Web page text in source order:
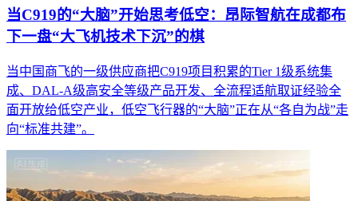
当C919的“大脑”开始思考低空：昂际智航在成都布
下一盘“大飞机技术下沉”的棋
当中国商飞的一级供应商把C919项目积累的Tier 1级系统集
成、DAL-A级高安全等级产品开发、全流程适航取证经验全
面开放给低空产业，低空飞行器的“大脑”正在从“各自为战”走
向“标准共建”。